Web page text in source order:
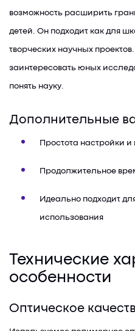
возможность расширить
детей. Он подходит как для
творческих научных
заинтересовать юных
понять науку.
Дополнительные
Простота настройки и
Продолжительное
Идеально подходит
использования
Технические
особенности
Оптическое